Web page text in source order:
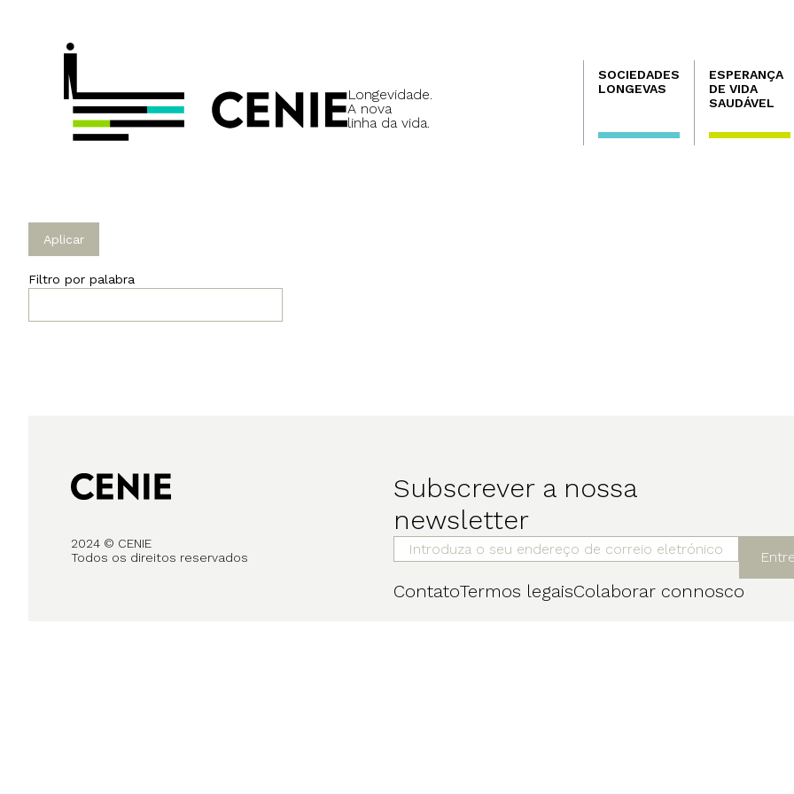
Longevidade.
A nova
linha da vida.
Navegación
principal
SOCIEDADES
LONGEVAS
ESPERANÇA
DE VIDA
SAUDÁVEL
Filtro por palabra
Subscrever a nossa
newsletter
ContatoTermos legaisColaborar connosco
2024 © CENIE
Todos os direitos reservados